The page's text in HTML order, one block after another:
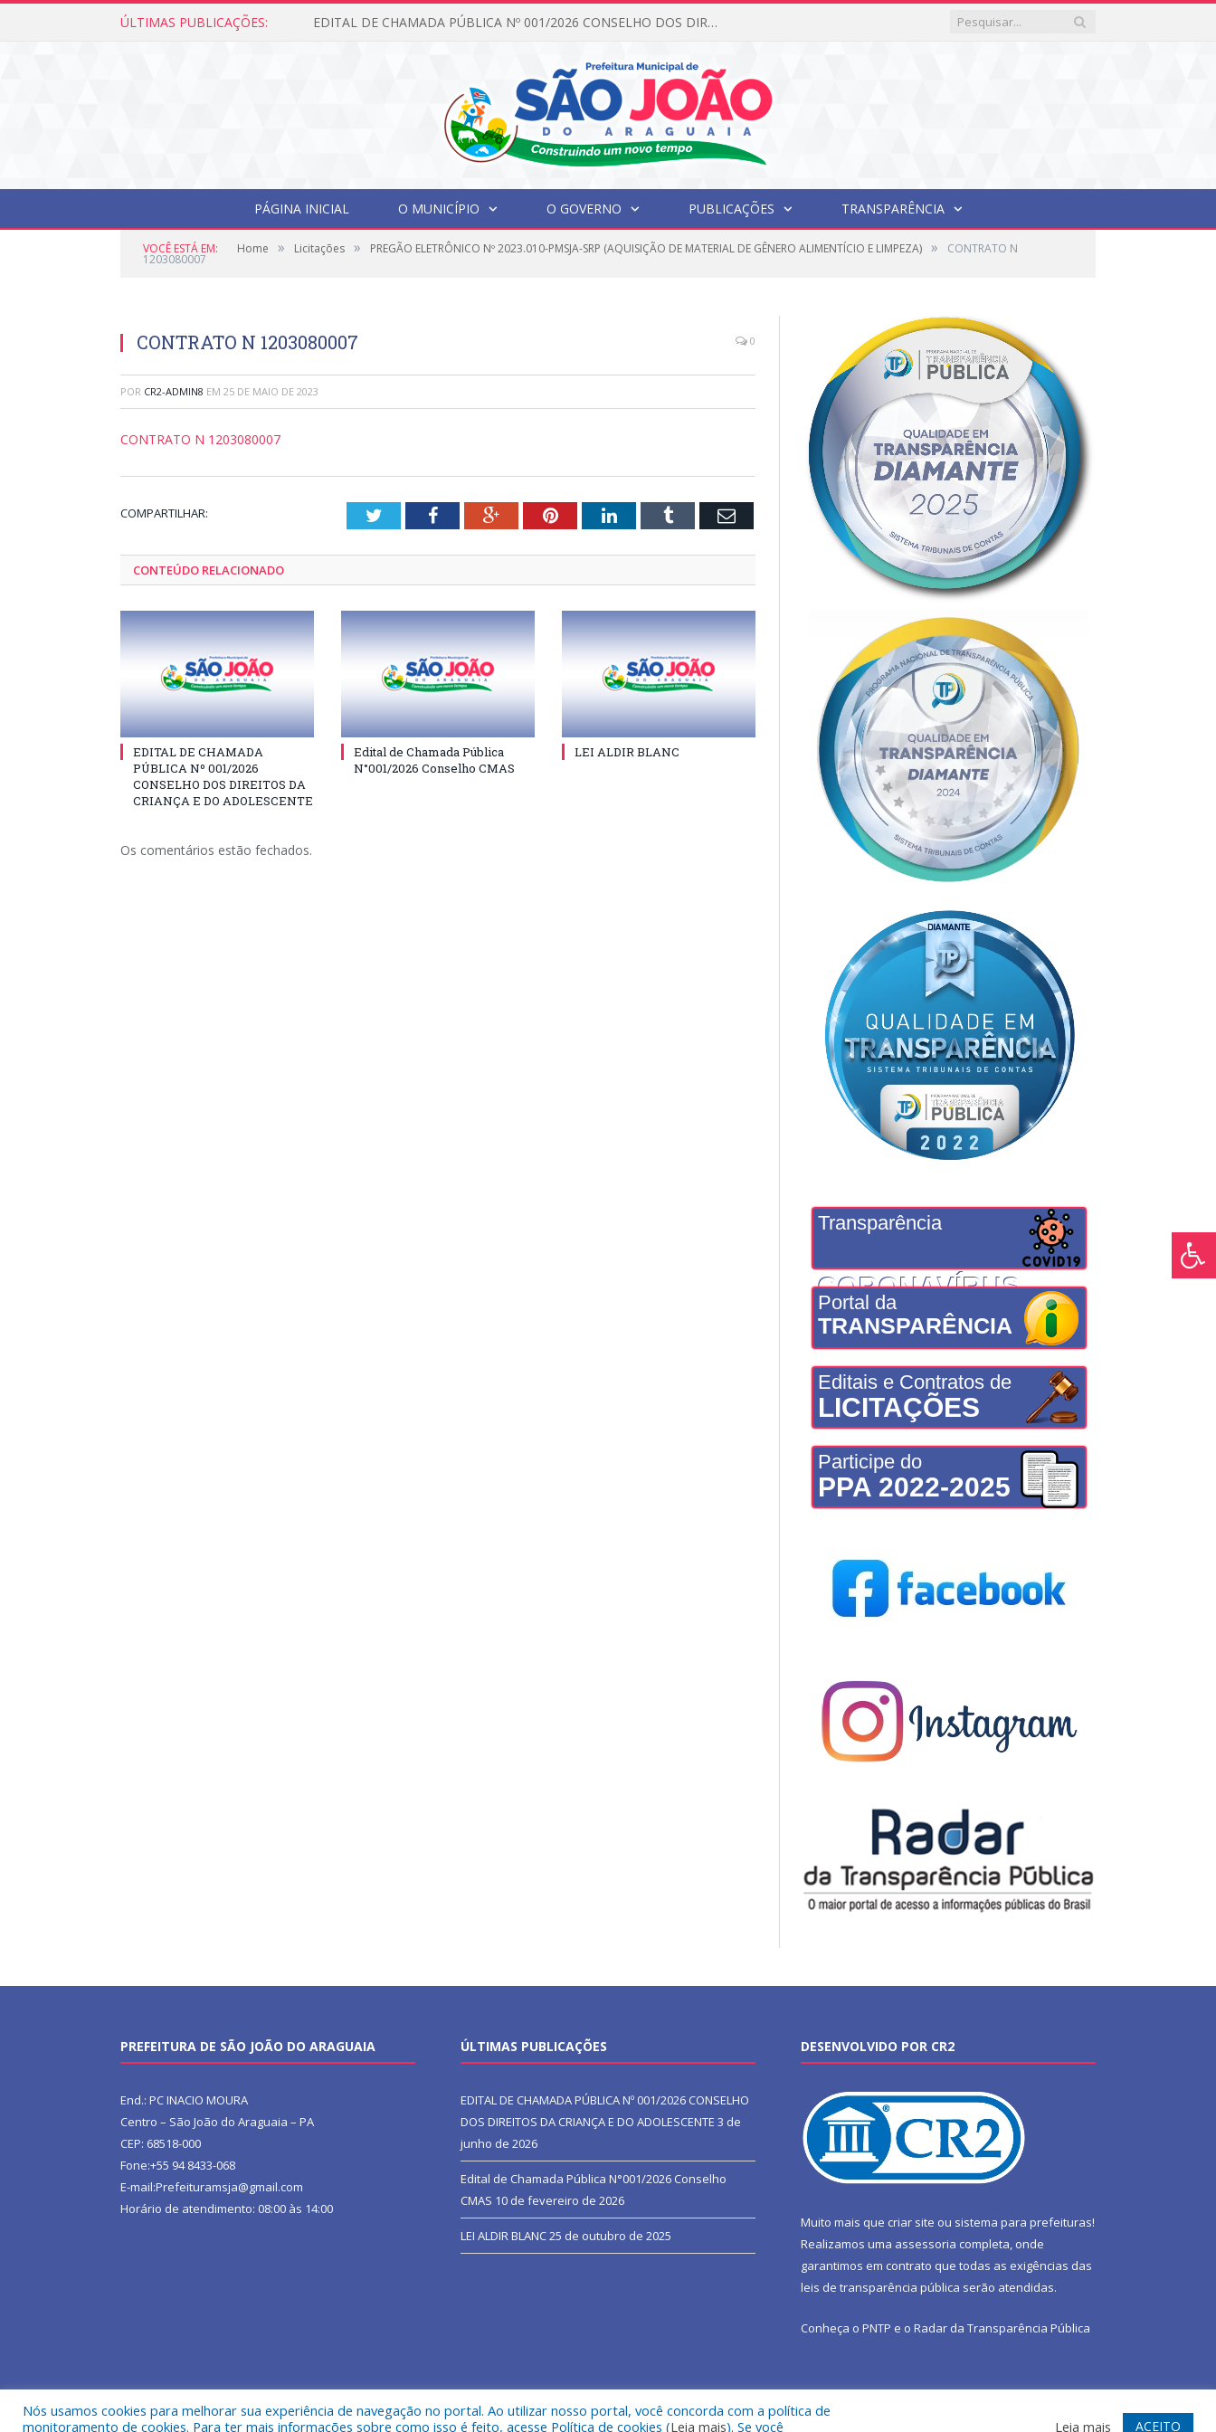
ÚLTIMAS PUBLICAÇÕES: EDITAL DE CHAMADA PÚBLICA Nº 001/2026 CONSELHO DOS DIREITOS DA CRIANÇA E DO ADOLESCENTE
PÁGINA INICIAL O MUNICÍPIO O GOVERNO PUBLICAÇÕES TRANSPARÊNCIA
VOCÊ ESTÁ EM: Home » Licitações » PREGÃO ELETRÔNICO Nº 2023.010-PMSJA-SRP (AQUISIÇÃO DE MATERIAL DE GÊNERO ALIMENTÍCIO E LIMPEZA) » CONTRATO N
1203080007
CONTRATO N 1203080007 0
POR CR2-ADMIN8 EM 25 DE MAIO DE 2023
CONTRATO N 1203080007
COMPARTILHAR: TwitterFacebookGoogle+PinterestLinkedInTumblr Email
CONTEÚDO RELACIONADO
EDITAL DE CHAMADA
PÚBLICA Nº 001/2026
CONSELHO DOS DIREITOS DA
CRIANÇA E DO ADOLESCENTE
Edital de Chamada Pública
N°001/2026 Conselho CMAS
LEI ALDIR BLANC
Os comentários estão fechados.
Transparência
CORONAVÍRUS
Portal da
TRANSPARÊNCIA
Editais e Contratos de
LICITAÇÕES
Participe do
PPA 2022-2025
PREFEITURA DE SÃO JOÃO DO ARAGUAIA
End.: PC INACIO MOURA
Centro – São João do Araguaia – PA
CEP: 68518-000
Fone:+55 94 8433-068
E-mail:Prefeituramsja@gmail.com
Horário de atendimento: 08:00 às 14:00
ÚLTIMAS PUBLICAÇÕES
EDITAL DE CHAMADA PÚBLICA Nº 001/2026 CONSELHO
DOS DIREITOS DA CRIANÇA E DO ADOLESCENTE 3 de
junho de 2026
Edital de Chamada Pública N°001/2026 Conselho
CMAS 10 de fevereiro de 2026
LEI ALDIR BLANC25 de outubro de 2025
DESENVOLVIDO POR CR2
Muito mais que criar site ou sistema para prefeituras!
Realizamos uma assessoria completa, onde
garantimos em contrato que todas as exigências das
leis de transparência pública serão atendidas.
Conheça o PNTP e o Radar da Transparência Pública
Todos os direitos reservados a Prefeitura Municipal de São João do Araguaia. Mapa do Site Acessar Webmail
Nós usamos cookies para melhorar sua experiência de navegação no portal. Ao utilizar nosso portal, você concorda com a política de
monitoramento de cookies. Para ter mais informações sobre como isso é feito, acesse Política de cookies (Leia mais). Se você Leia mais ACEITO